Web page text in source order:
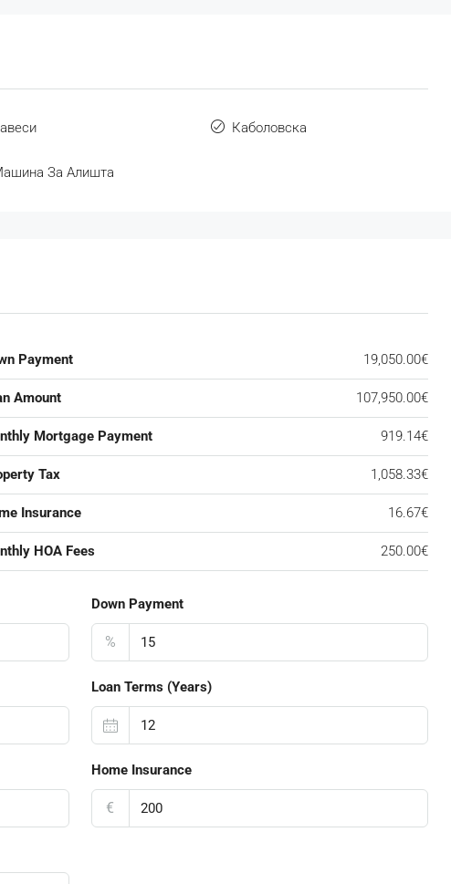
Каболовска
За Алишта
Payment 19,050.00€
Amount 107,950.00€
Mortgage Payment 919.14€
Tax 1,058.33€
Insurance 16.67€
HOA Fees 250.00€
Down Payment
%
Loan Terms (Years)
Home Insurance
€